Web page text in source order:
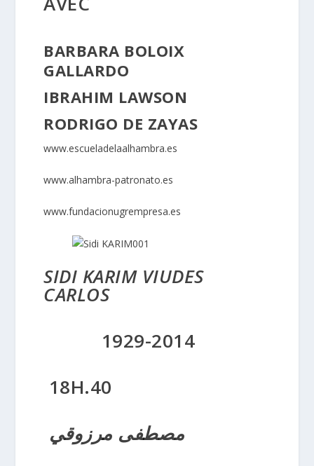
BARBARA BOLOIX
GALLARDO
IBRAHIM LAWSON
RODRIGO DE ZAYAS
www.escueladelaalhambra.es
www.alhambra-patronato.es
www.fundacionugrempresa.es
SIDI KARIM VIUDES
CARLOS
1929-2014
18H.40
مصطفى مرزوقي